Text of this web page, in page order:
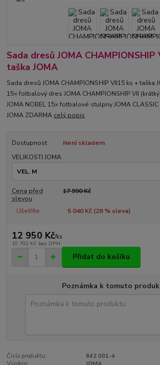
Sada dresů JOMA CHAMPIONSHIP
taška JOMA
Sada dresů JOMA CHAMPIONSHIP VII15 ks + taška
15× fotbalový dres JOMA CHAMPIONSHIP VII
JOMA NOBEL 15× fotbalové stulpny JOMA
JOMA ZDARMA celý popis
Dostupnost
Není skladem
VELIKOSTI JOMA
Cena před
slevou
17 990 Kč
Ušetříte 5 040 Kč (28% sleva)
12 950 Kč/ks
10 702 Kč bez DPH
Přidat do košíku
Poznámka k tomuto
Číslo produktu:
842 001-4